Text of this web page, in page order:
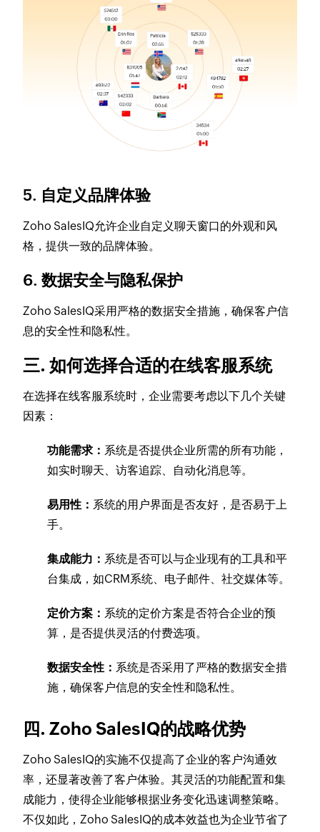
5. 自定义品牌体验
Zoho SalesIQ允许企业自定义聊天窗口的外观和风
格，提供一致的品牌体验。
6. 数据安全与隐私保护
Zoho SalesIQ采用严格的数据安全措施，确保客户信
息的安全性和隐私性。
三. 如何选择合适的在线客服系统
在选择在线客服系统时，企业需要考虑以下几个关键
因素：
功能需求： 系统是否提供企业所需的所有功能，
如实时聊天、访客追踪、自动化消息等。
易用性： 系统的用户界面是否友好，是否易于上
手。
集成能力： 系统是否可以与企业现有的工具和平
台集成，如CRM系统、电子邮件、社交媒体等。
定价方案： 系统的定价方案是否符合企业的预
算，是否提供灵活的付费选项。
数据安全性： 系统是否采用了严格的数据安全措
施，确保客户信息的安全性和隐私性。
四. Zoho SalesIQ的战略优势
Zoho SalesIQ的实施不仅提高了企业的客户沟通效
率，还显著改善了客户体验。其灵活的功能配置和集
成能力，使得企业能够根据业务变化迅速调整策略。
不仅如此，Zoho SalesIQ的成本效益也为企业节省了